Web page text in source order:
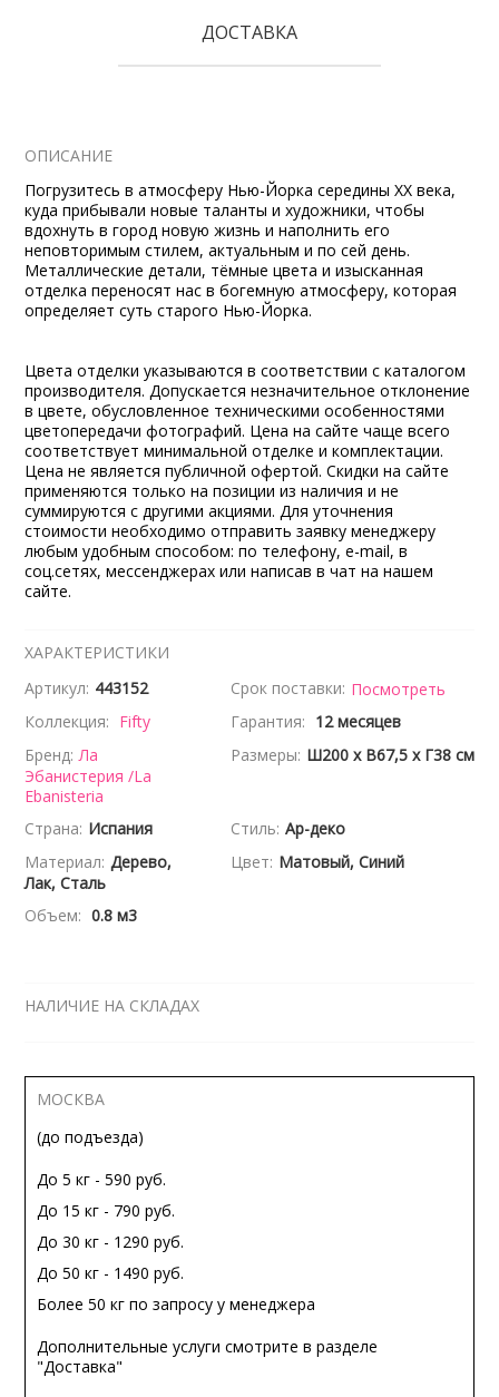
ДОСТАВКА
ОПИСАНИЕ
Погрузитесь в атмосферу Нью-Йорка середины XX века,
куда прибывали новые таланты и художники, чтобы
вдохнуть в город новую жизнь и наполнить его
неповторимым стилем, актуальным и по сей день.
Металлические детали, тёмные цвета и изысканная
отделка переносят нас в богемную атмосферу, которая
определяет суть старого Нью-Йорка.
Цвета отделки указываются в соответствии с каталогом
производителя. Допускается незначительное отклонение
в цвете, обусловленное техническими особенностями
цветопередачи фотографий. Цена на сайте чаще всего
соответствует минимальной отделке и комплектации.
Цена не является публичной офертой. Скидки на сайте
применяются только на позиции из наличия и не
суммируются с другими акциями. Для уточнения
стоимости необходимо отправить заявку менеджеру
любым удобным способом: по телефону, e-mail, в
соц.сетях, мессенджерах или написав в чат на нашем
сайте.
ХАРАКТЕРИСТИКИ
Артикул: 443152 Срок поставки: Посмотреть
Коллекция: Fifty Гарантия: 12 месяцев
Бренд: Ла
Эбанистерия /La
Ebanisteria
Размеры: Ш200 x В67,5 x Г38 см
Страна: Испания Стиль: Ар-деко
Материал: Дерево,
Лак, Сталь
Цвет: Матовый, Синий
Объем: 0.8 м3
НАЛИЧИЕ НА СКЛАДАХ
МОСКВА
(до подъезда)
До 5 кг - 590 руб.
До 15 кг - 790 руб.
До 30 кг - 1290 руб.
До 50 кг - 1490 руб.
Более 50 кг по запросу у менеджера
Дополнительные услуги смотрите в разделе
"Доставка"